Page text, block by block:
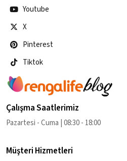
Youtube
X
Pinterest
Tiktok
Çalışma Saatlerimiz
Pazartesi - Cuma | 08:30 - 18:00
Müşteri Hizmetleri